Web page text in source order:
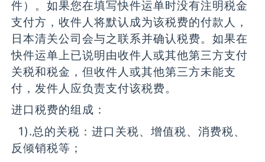
件）。如果您在填写快件运单时没有注明税金
支付方，收件人将默认成为该税费的付款人，
日本清关公司会与之联系并确认税费。如果在
快件运单上已说明由收件人或其他第三方支付
关税和税金，但收件人或其他第三方未能支
付，发件人应负责支付该税费。
进口税费的组成：
1).总的关税：进口关税、增值税、消费税、
反倾销税等；